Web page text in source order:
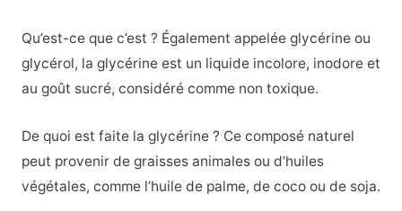
Qu’est-ce que c’est ? Également appelée glycérine ou
glycérol, la glycérine est un liquide incolore, inodore et
au goût sucré, considéré comme non toxique.
De quoi est faite la glycérine ? Ce composé naturel
peut provenir de graisses animales ou d’huiles
végétales, comme l’huile de palme, de coco ou de soja.